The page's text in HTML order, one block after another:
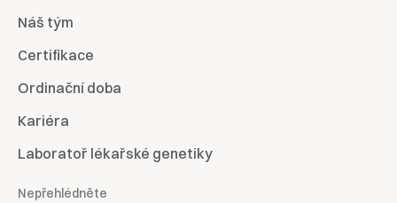
Náš tým
Certifikace
Ordinační doba
Kariéra
Laboratoř lékařské genetiky
Nepřehlédněte